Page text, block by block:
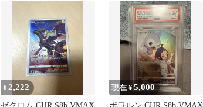
¥ 2,222 現在 ¥5,000